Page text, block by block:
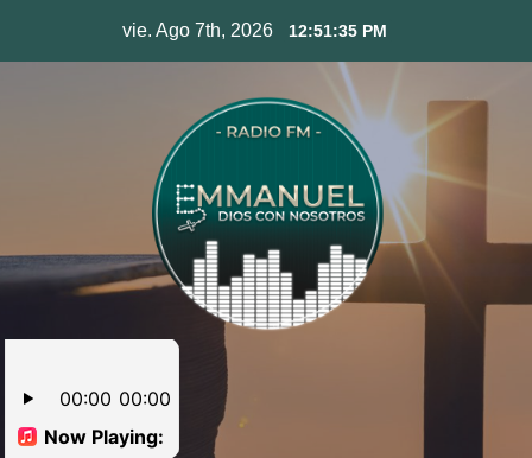
vie. Ago 7th, 2026 12:51:36 PM